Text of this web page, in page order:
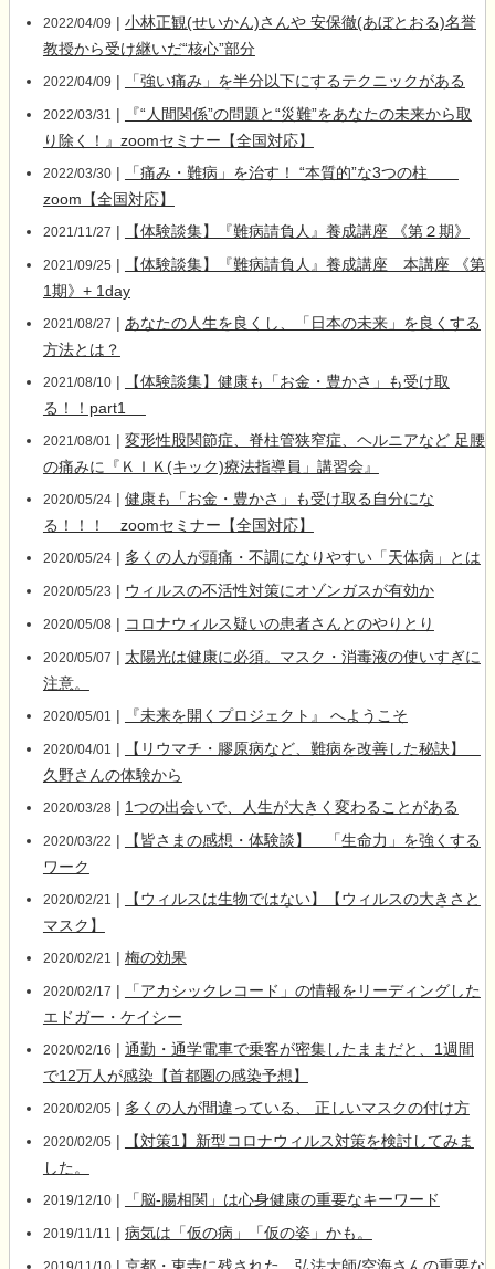
2022/04/09 | 小林正観(せいかん)さんや 安保徹(あぼとおる)名誉
教授から受け継いだ“核心”部分
2022/04/09 | 「強い痛み」を半分以下にするテクニックがある
2022/03/31 |
『“人間関係”の問題と“災難”をあなたの未来から取
り除く！』zoomセミナー【全国対応】
2022/03/30|
「痛み・難病」を治す！ “本質的”な3つの柱
zoom【全国対応】
2021/11/27 | 【体験談集】『難病請負人』養成講座 《第２期》
2021/09/25 |
【体験談集】『難病請負人』養成講座 本講座 《第
1期》+ 1day
2021/08/27 | あなたの人生を良くし、「日本の未来」を良くする
方法とは？
2021/08/10|
【体験談集】健康も「お金・豊かさ」も受け取
る！！part1
2021/08/01 | 変形性股関節症、脊柱管狭窄症、ヘルニアなど 足腰
の痛みに『ＫＩＫ(キック)療法指導員」講習会』
2020/05/24| 健康も「お金・豊かさ」も受け取る自分にな
る！！！ zoomセミナー【全国対応】
2020/05/24| 多くの人が頭痛・不調になりやすい「天体病」とは
2020/05/23 | ウィルスの不活性対策にオゾンガスが有効か
2020/05/08 | コロナウィルス疑いの患者さんとのやりとり
2020/05/07 | 太陽光は健康に必須。マスク・消毒液の使いすぎに
注意。
2020/05/01 | 『未来を開くプロジェクト』 へようこそ
2020/04/01 |
【リウマチ・膠原病など、難病を改善した秘訣】
久野さんの体験から
2020/03/28 | 1つの出会いで、人生が大きく変わることがある
2020/03/22 |
【皆さまの感想・体験談】 「生命力」を強くする
ワーク
2020/02/21 |
【ウィルスは生物ではない】【ウィルスの大きさと
マスク】
2020/02/21 | 梅の効果
2020/02/17 |
「アカシックレコード」の情報をリーディングした
エドガー・ケイシー
2020/02/16 | 通勤・通学電車で乗客が密集したままだと、1週間
で12万人が感染【首都圏の感染予想】
2020/02/05 | 多くの人が間違っている、 正しいマスクの付け方
2020/02/05 |
【対策1】新型コロナウィルス対策を検討してみま
した。
2019/12/10| 「脳-腸相関」は心身健康の重要なキーワード
2019/11/11 | 病気は「仮の病」「仮の姿」かも。